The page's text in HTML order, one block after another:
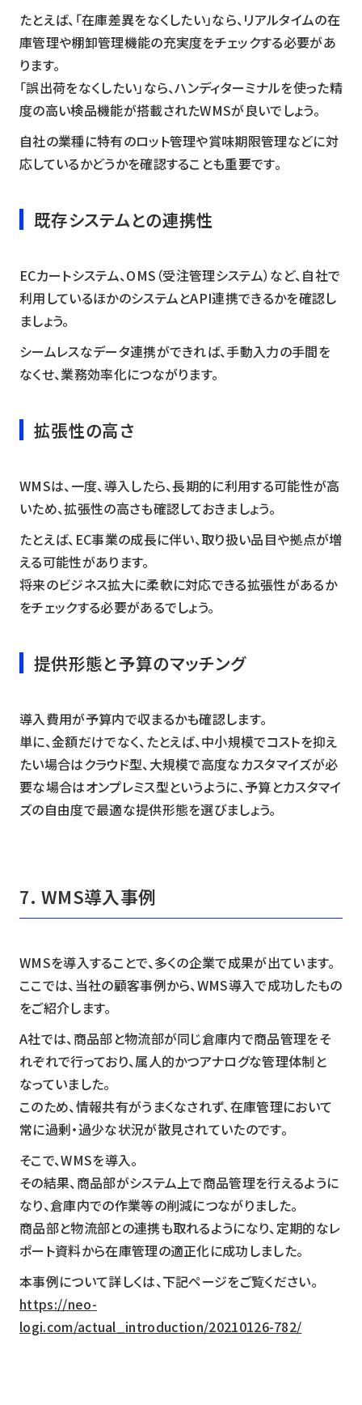
たとえば、「在庫差異をなくしたい」なら、リアルタイムの在
庫管理や棚卸管理機能の充実度をチェックする必要があ
ります。
「誤出荷をなくしたい」なら、ハンディターミナルを使った精
度の高い検品機能が搭載されたWMSが良いでしょう。
自社の業種に特有のロット管理や賞味期限管理などに対
応しているかどうかを確認することも重要です。
既存システムとの連携性
ECカートシステム、OMS（受注管理システム）など、自社で
利用しているほかのシステムとAPI連携できるかを確認し
ましょう。
シームレスなデータ連携ができれば、手動入力の手間を
なくせ、業務効率化につながります。
拡張性の高さ
WMSは、一度、導入したら、長期的に利用する可能性が高
いため、拡張性の高さも確認しておきましょう。
たとえば、EC事業の成長に伴い、取り扱い品目や拠点が増
える可能性があります。
将来のビジネス拡大に柔軟に対応できる拡張性があるか
をチェックする必要があるでしょう。
提供形態と予算のマッチング
導入費用が予算内で収まるかも確認します。
単に、金額だけでなく、たとえば、中小規模でコストを抑え
たい場合はクラウド型、大規模で高度なカスタマイズが必
要な場合はオンプレミス型というように、予算とカスタマイ
ズの自由度で最適な提供形態を選びましょう。
7. WMS導入事例
WMSを導入することで、多くの企業で成果が出ています。
ここでは、当社の顧客事例から、WMS導入で成功したもの
をご紹介します。
A社では、商品部と物流部が同じ倉庫内で商品管理をそ
れぞれで行っており、属人的かつアナログな管理体制と
なっていました。
このため、情報共有がうまくなされず、在庫管理において
常に過剰・過少な状況が散見されていたのです。
そこで、WMSを導入。
その結果、商品部がシステム上で商品管理を行えるように
なり、倉庫内での作業等の削減につながりました。
商品部と物流部との連携も取れるようになり、定期的なレ
ポート資料から在庫管理の適正化に成功しました。
本事例について詳しくは、下記ページをご覧ください。
https://neo-
logi.com/actual_introduction/20210126-782/